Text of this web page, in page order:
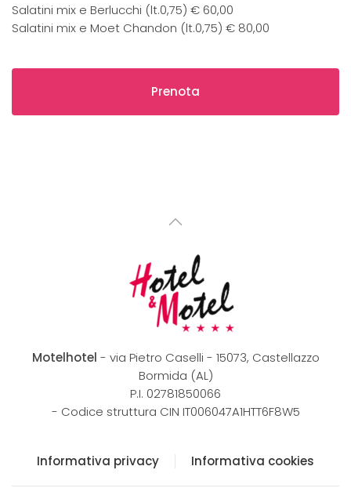
Salatini mix e Berlucchi (lt.0,75) € 60,00
Salatini mix e Moet Chandon (lt.0,75) € 80,00
Prenota
Motelhotel - via Pietro Caselli - 15073, Castellazzo
Bormida (AL)
P.I. 02781850066
- Codice struttura CIN IT006047A1HTT6F8W5
Informativa privacy Informativa cookies